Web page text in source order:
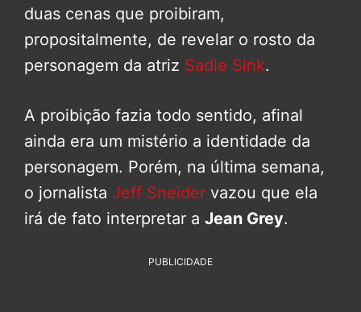
duas cenas que proibiram,
propositalmente, de revelar o rosto da
personagem da atriz Sadie Sink.
A proibição fazia todo sentido, afinal
ainda era um mistério a identidade da
personagem. Porém, na última semana,
o jornalista Jeff Sneider vazou que ela
irá de fato interpretar a Jean Grey.
PUBLICIDADE